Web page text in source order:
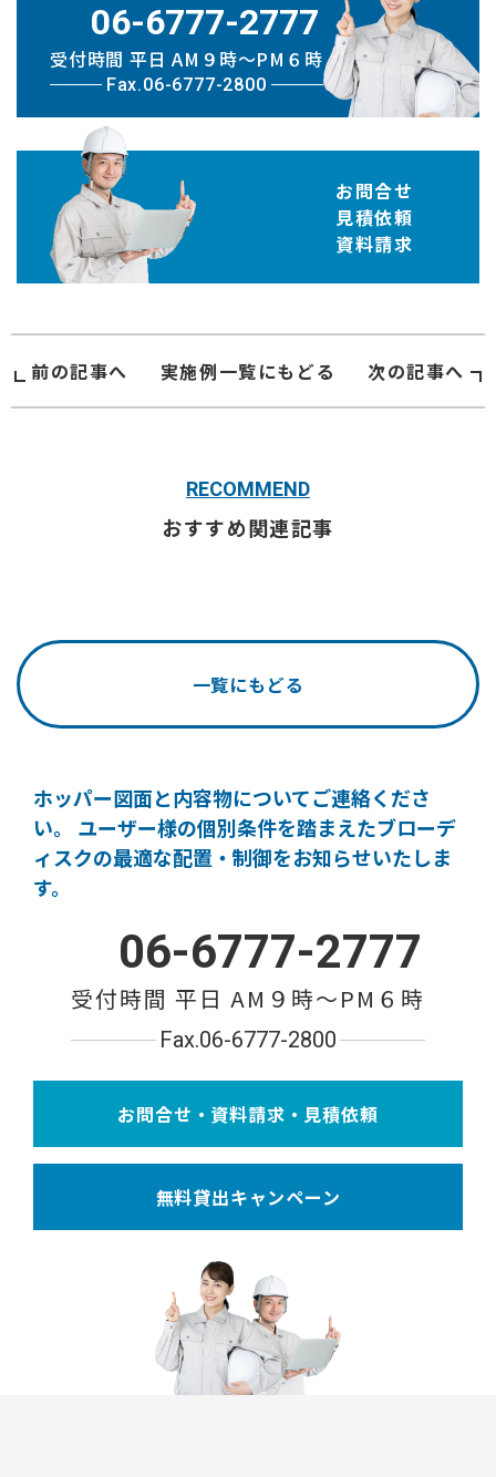
06-6777-2777
受付時間 平日 AM９時〜PM６時
Fax.06-6777-2800
お問合せ
見積依頼
資料請求
前の記事へ 実施例一覧にもどる 次の記事へ
RECOMMEND
おすすめ関連記事
一覧にもどる
ホッパー図面と内容物についてご連絡くださ
い。
ユーザー様の個別条件を踏まえたブローデ
ィスクの最適な配置・制御をお知らせいたしま
す。
06-6777-2777
受付時間 平日 AM９時〜PM６時
Fax.06-6777-2800
お問合せ・資料請求・見積依頼
無料貸出キャンペーン